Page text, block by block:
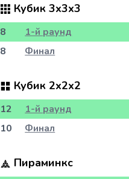
Кубик 3x3x3
8
1-й раунд
8
Финал
Кубик 2x2x2
12
1-й раунд
10
Финал
Пираминкс